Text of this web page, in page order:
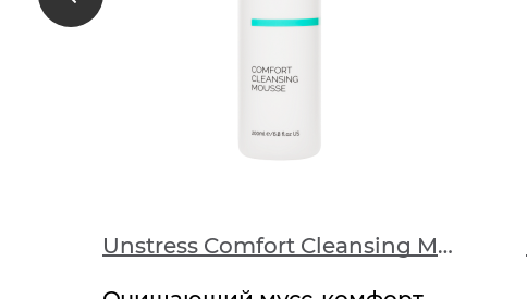
Unstress Comfort Cleansing Mousse